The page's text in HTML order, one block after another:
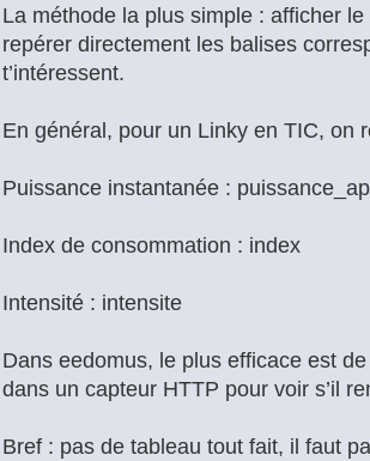
La méthode la plus simple : afficher le
repérer directement les balises
t’intéressent.
En général, pour un Linky en TIC, on
Puissance instantanée :
Index de consommation : index
Intensité : intensite
Dans eedomus, le plus efficace est
dans un capteur HTTP pour voir s’il
Bref : pas de tableau tout fait, il faut